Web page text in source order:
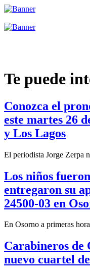
Te puede
Conozca el
este martes 26
y Los Lagos
El periodista Jorge Zerpa
Los niños
entregaron su
24500-03 en
En Osorno a primeras
Carabineros de
nuevo cuartel